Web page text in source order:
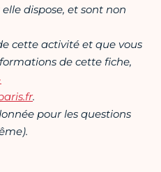
dispose, et sont non
cette activité et que vous
de cette fiche,
.
pour les questions